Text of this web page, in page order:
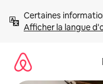
directement
Afficher la langue